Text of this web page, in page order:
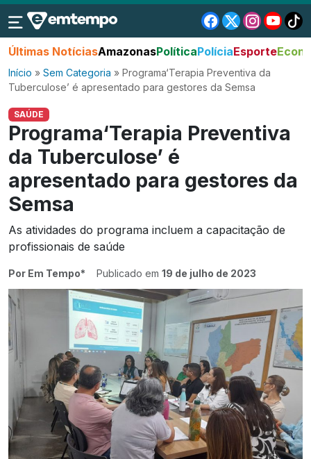
Últimas NotíciasAmazonasPolíticaPolíciaEsporte
Início » Sem Categoria » Programa‘Terapia Preventiva da
Tuberculose’ é apresentado para gestores da Semsa
SAÚDE
Programa‘Terapia Preventiva
da Tuberculose’ é
apresentado para gestores da
Semsa
As atividades do programa incluem a capacitação de
profissionais de saúde
Por Em Tempo* Publicado em 19 de julho de 2023